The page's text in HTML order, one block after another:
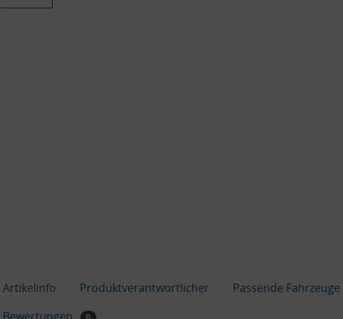
Artikelinfo Produktverantwortlicher
Passende Fahrzeuge